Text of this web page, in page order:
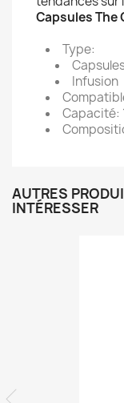
Capsules The
Type:
Infusion
Capacité:
AUTRES
INTÉRESSER